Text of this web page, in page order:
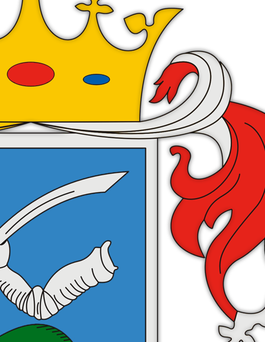
Nyáregyházi
Polgármesteri Hivatal
2723 Nyáregyháza
hivatal@nyaregyhaza.hu
KIEMELT TARTALOM